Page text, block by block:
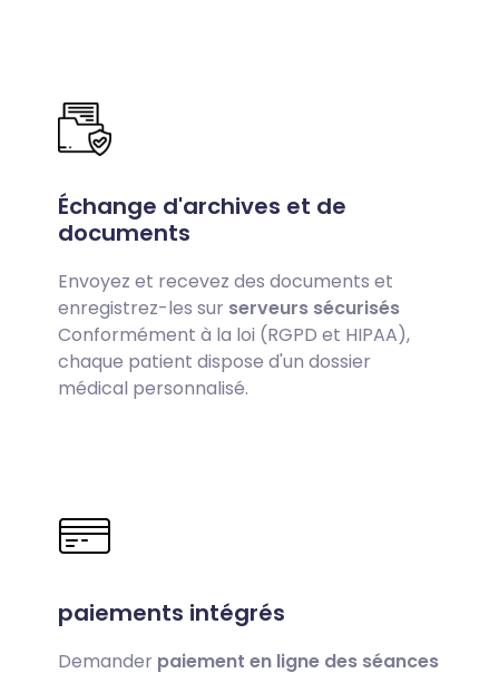
Échange d'archives et de
documents
Envoyez et recevez des documents et
enregistrez-les sur serveurs sécurisés
Conformément à la loi (RGPD et HIPAA),
chaque patient dispose d'un dossier
médical personnalisé.
paiements intégrés
Demander paiement en ligne des séances